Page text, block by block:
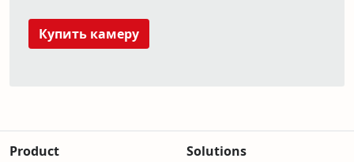
Купить камеру
Product Solutions